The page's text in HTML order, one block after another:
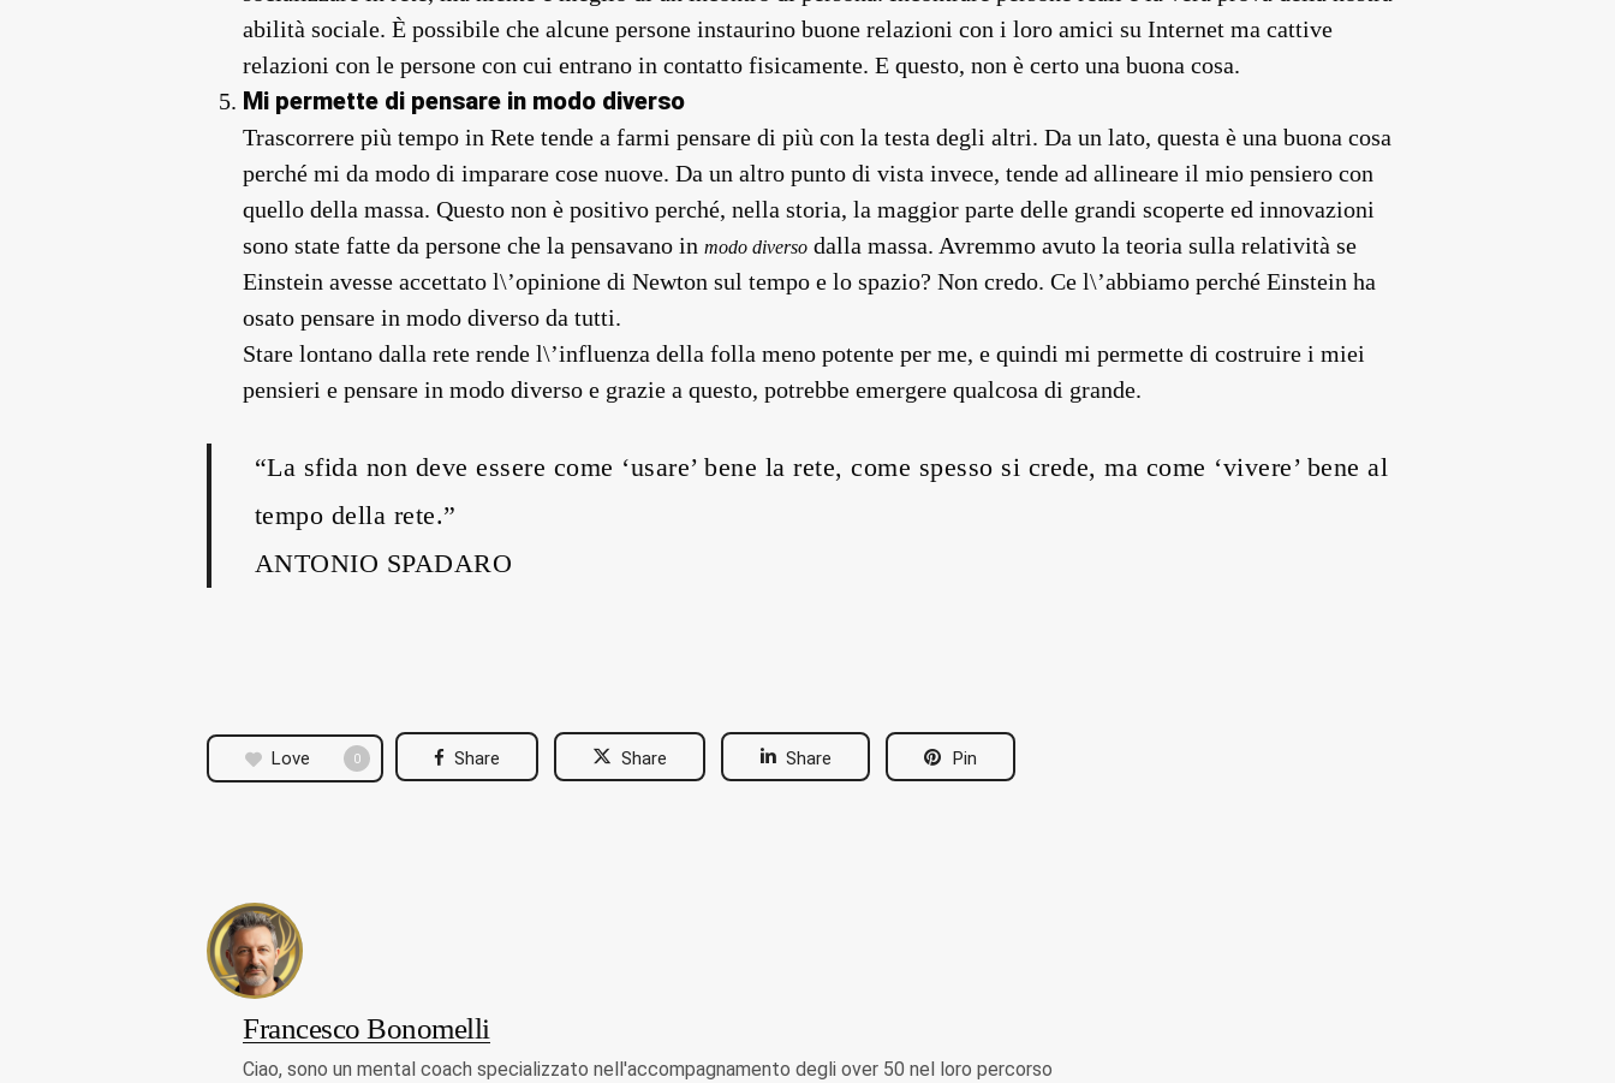
abilità sociale. È possibile che alcune persone instaurino buone relazioni con i loro amici su Internet ma cattive
relazioni con le persone con cui entrano in contatto fisicamente. E questo, non è certo una buona cosa.
Mi permette di pensare in modo diverso
Trascorrere più tempo in Rete tende a farmi pensare di più con la testa degli altri. Da un lato, questa è una buona cosa
perché mi da modo di imparare cose nuove. Da un altro punto di vista invece, tende ad allineare il mio pensiero con
quello della massa. Questo non è positivo perché, nella storia, la maggior parte delle grandi scoperte ed innovazioni
sono state fatte da persone che la pensavano in modo diverso dalla massa. Avremmo avuto la teoria sulla relatività se
Einstein avesse accettato l\’opinione di Newton sul tempo e lo spazio? Non credo. Ce l\’abbiamo perché Einstein ha
osato pensare in modo diverso da tutti.
Stare lontano dalla rete rende l\’influenza della folla meno potente per me, e quindi mi permette di costruire i miei
pensieri e pensare in modo diverso e grazie a questo, potrebbe emergere qualcosa di grande.
“La sfida non deve essere come ‘usare’ bene la rete, come spesso si crede, ma come ‘vivere’ bene al
tempo della rete.”
ANTONIO SPADARO
Love 0 Share Share Share Pin
Francesco Bonomelli
Ciao, sono un mental coach specializzato nell'accompagnamento degli over 50 nel loro percorso